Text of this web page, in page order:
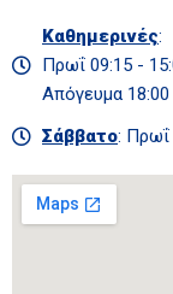
Καθημερινές:
Πρωΐ 09:15 -
Απόγευμα 18:00
Σάββατο: Πρωΐ